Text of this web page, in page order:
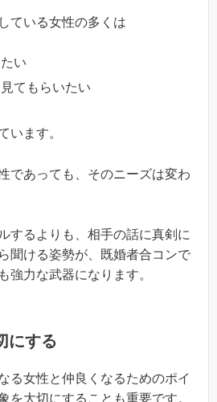
ている女性の多くは
い
てもらいたい
います。
であっても、そのニーズは変わ
するよりも、相手の話に真剣に
聞ける姿勢が、既婚者合コンで
強力な武器になります。
にする
る女性と仲良くなるためのポイ
を大切にすることも重要です。